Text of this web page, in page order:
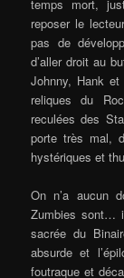
temps mort,
reposer le
pas de
d’aller droit au
Johnny, Hank et
reliques du
reculées des
porte très mal,
hystériques et
On n’a aucun
Zumbies sont…
sacrée du
absurde et
foutraque et